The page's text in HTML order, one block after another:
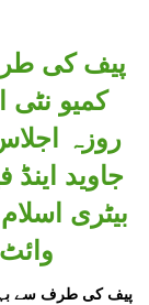
پیف کی
کمیو نٹی
روزہ
جاوید
بیٹری
پیف کی طرف سے